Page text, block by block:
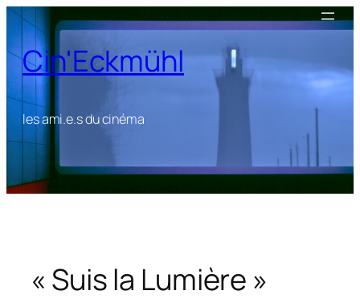
Aller
au
contenu
Cin'Eckmühl
les ami.e.s du cinéma
« Suis la Lumière »